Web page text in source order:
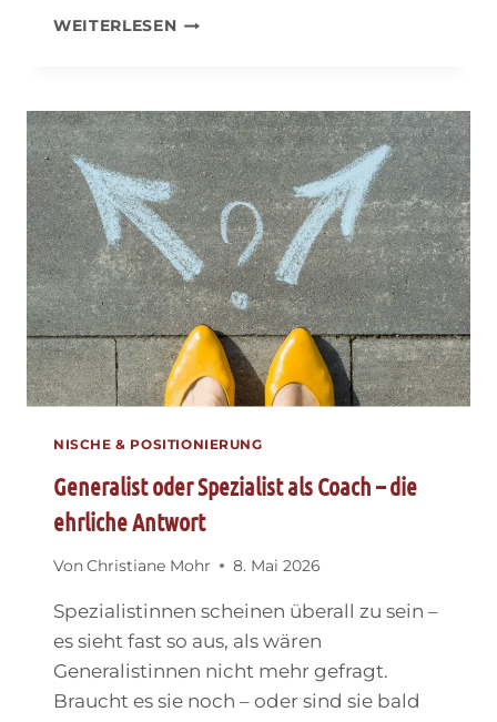
WEITERLESENCEO-
5
FRAGEN,
DIE
ZEIGEN,
OB
DU
DEIN
BUSINESS
WIRKLICH
FÜHRST
NISCHE & POSITIONIERUNG
Generalist oder Spezialist als Coach – die
ehrliche Antwort
VonChristiane Mohr 8. Mai 2026
Spezialistinnen scheinen überall zu sein –
es sieht fast so aus, als wären
Generalistinnen nicht mehr gefragt.
Braucht es sie noch – oder sind sie bald